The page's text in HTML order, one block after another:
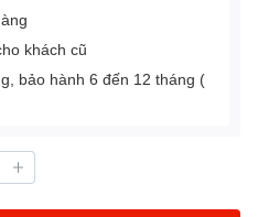
khách cũ
bảo hành 6 đến 12 tháng (